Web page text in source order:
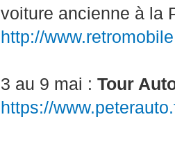
voiture ancienne à la
http://
3 au 9 mai : Tour
https://